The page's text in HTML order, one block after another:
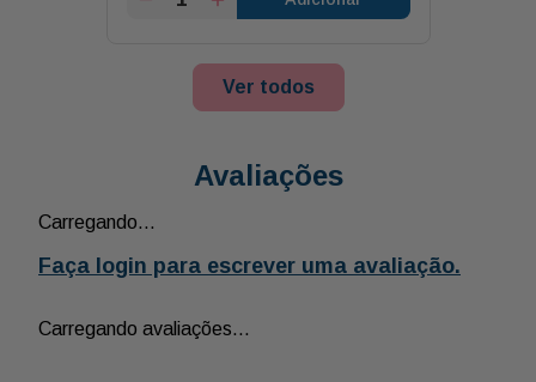
Ver todos
Avaliações
Carregando…
Faça login para escrever uma avaliação.
Carregando avaliações…